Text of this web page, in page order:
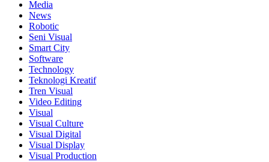
Media
News
Robotic
Seni Visual
Smart City
Software
Technology
Teknologi Kreatif
Tren Visual
Video Editing
Visual
Visual Culture
Visual Digital
Visual Display
Visual Production